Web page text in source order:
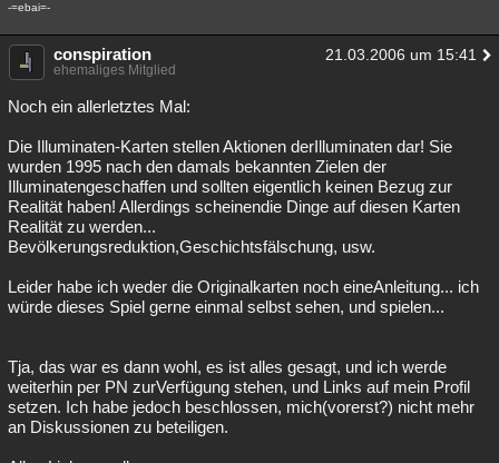
-=ebai=-
conspiration 21.03.2006 um 15:41
ehemaliges Mitglied
Noch ein allerletztes Mal:
Die Illuminaten-Karten stellen Aktionen derIlluminaten dar! Sie
wurden 1995 nach den damals bekannten Zielen der
Illuminatengeschaffen und sollten eigentlich keinen Bezug zur
Realität haben! Allerdings scheinendie Dinge auf diesen Karten
Realität zu werden...
Bevölkerungsreduktion,Geschichtsfälschung, usw.
Leider habe ich weder die Originalkarten noch eineAnleitung... ich
würde dieses Spiel gerne einmal selbst sehen, und spielen...
Tja, das war es dann wohl, es ist alles gesagt, und ich werde
weiterhin per PN zurVerfügung stehen, und Links auf mein Profil
setzen. Ich habe jedoch beschlossen, mich(vorerst?) nicht mehr
an Diskussionen zu beteiligen.